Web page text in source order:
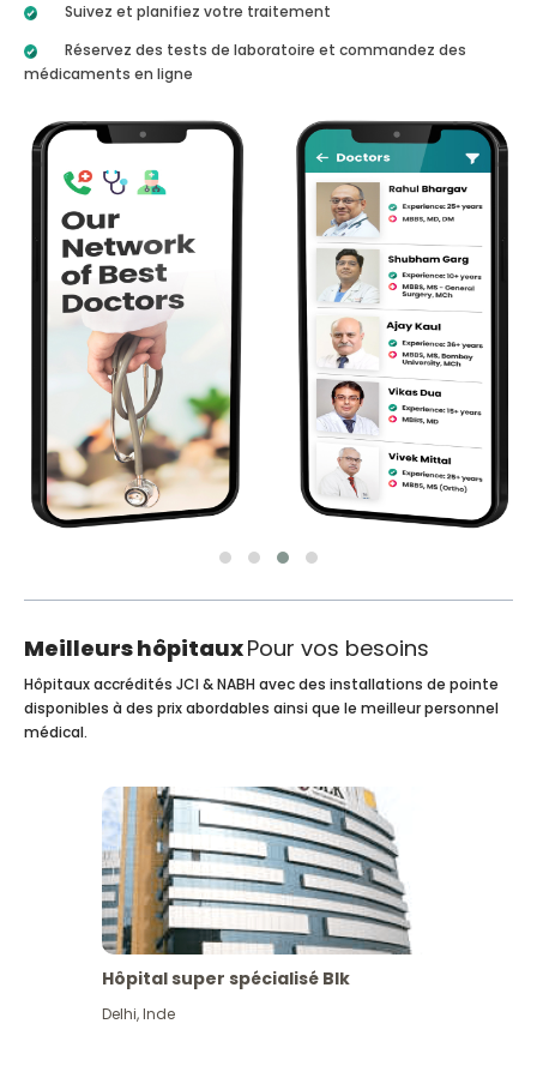
Suivez et planifiez votre traitement
Réservez des tests de laboratoire et commandez des
médicaments en ligne
Meilleurs hôpitauxPour vos besoins
Hôpitaux accrédités JCI & NABH avec des installations de pointe
disponibles à des prix abordables ainsi que le meilleur personnel
médical.
Hôpital super spécialisé Blk
Delhi,Inde